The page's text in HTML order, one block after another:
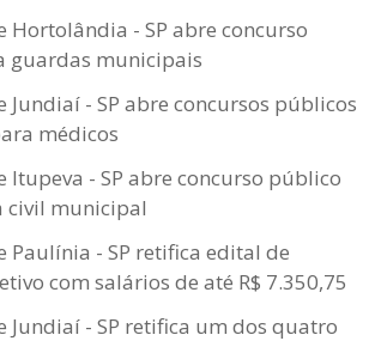
Hortolândia - SP abre concurso
guardas municipais
Jundiaí - SP abre concursos públicos
médicos
Itupeva - SP abre concurso público
civil municipal
Paulínia - SP retifica edital de
com salários de até R$ 7.350,75
Jundiaí - SP retifica um dos quatro